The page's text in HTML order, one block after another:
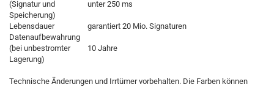
(Signatur und
Speicherung)
unter 250 ms
Lebensdauer
garantiert 20 Mio. Signaturen
Datenaufbewahrung
(bei unbestromter
Lagerung)
10 Jahre
Technische Änderungen und Irrtümer vorbehalten. Die Farben können